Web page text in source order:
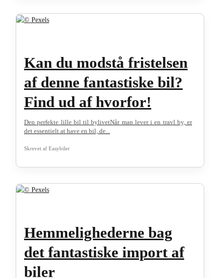
Kan du modstå fristelsen
af denne fantastiske bil?
Find ud af hvorfor!
Den perfekte lille bil til bylivetNår man lever i en travl by, er
det essentielt at have en bil, de...
Skrevet af Easybiler
Hemmelighederne bag
det fantastiske import af
biler